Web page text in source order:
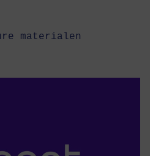
materialen